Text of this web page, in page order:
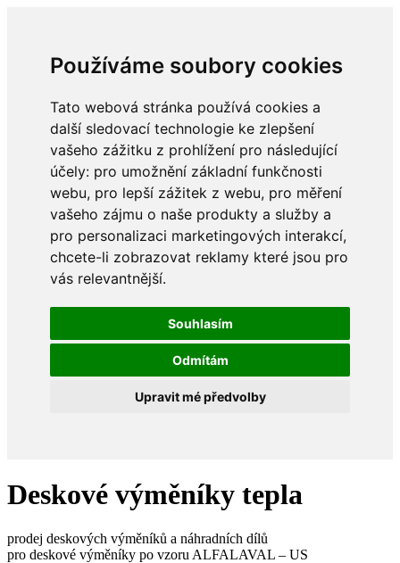
Používáme soubory cookies
Tato webová stránka používá cookies a
další sledovací technologie ke zlepšení
vašeho zážitku z prohlížení pro následující
účely: pro umožnění základní funkčnosti
webu, pro lepší zážitek z webu, pro měření
vašeho zájmu o naše produkty a služby a
pro personalizaci marketingových interakcí,
chcete-li zobrazovat reklamy které jsou pro
vás relevantnější.
Souhlasím
Odmítám
Upravit mé předvolby
Deskové výměníky tepla
prodej deskových výměníků a náhradních dílů
pro deskové výměníky po vzoru ALFALAVAL – US